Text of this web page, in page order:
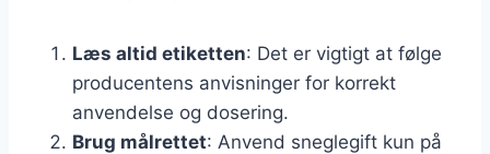
Læs altid etiketten: Det er vigtigt at følge
producentens anvisninger for korrekt
anvendelse og dosering.
Brug målrettet: Anvend sneglegift kun på